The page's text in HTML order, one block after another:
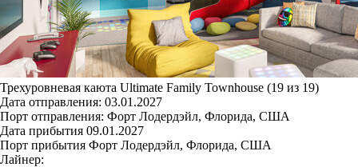
Трехуровневая каюта Ultimate Family Townhouse (19 из 19)
Дата отправления: 03.01.2027
Порт отправления: Форт Лодердэйл, Флорида, США
Дата прибытия 09.01.2027
Порт прибытия Форт Лодердэйл, Флорида, США
Лайнер: